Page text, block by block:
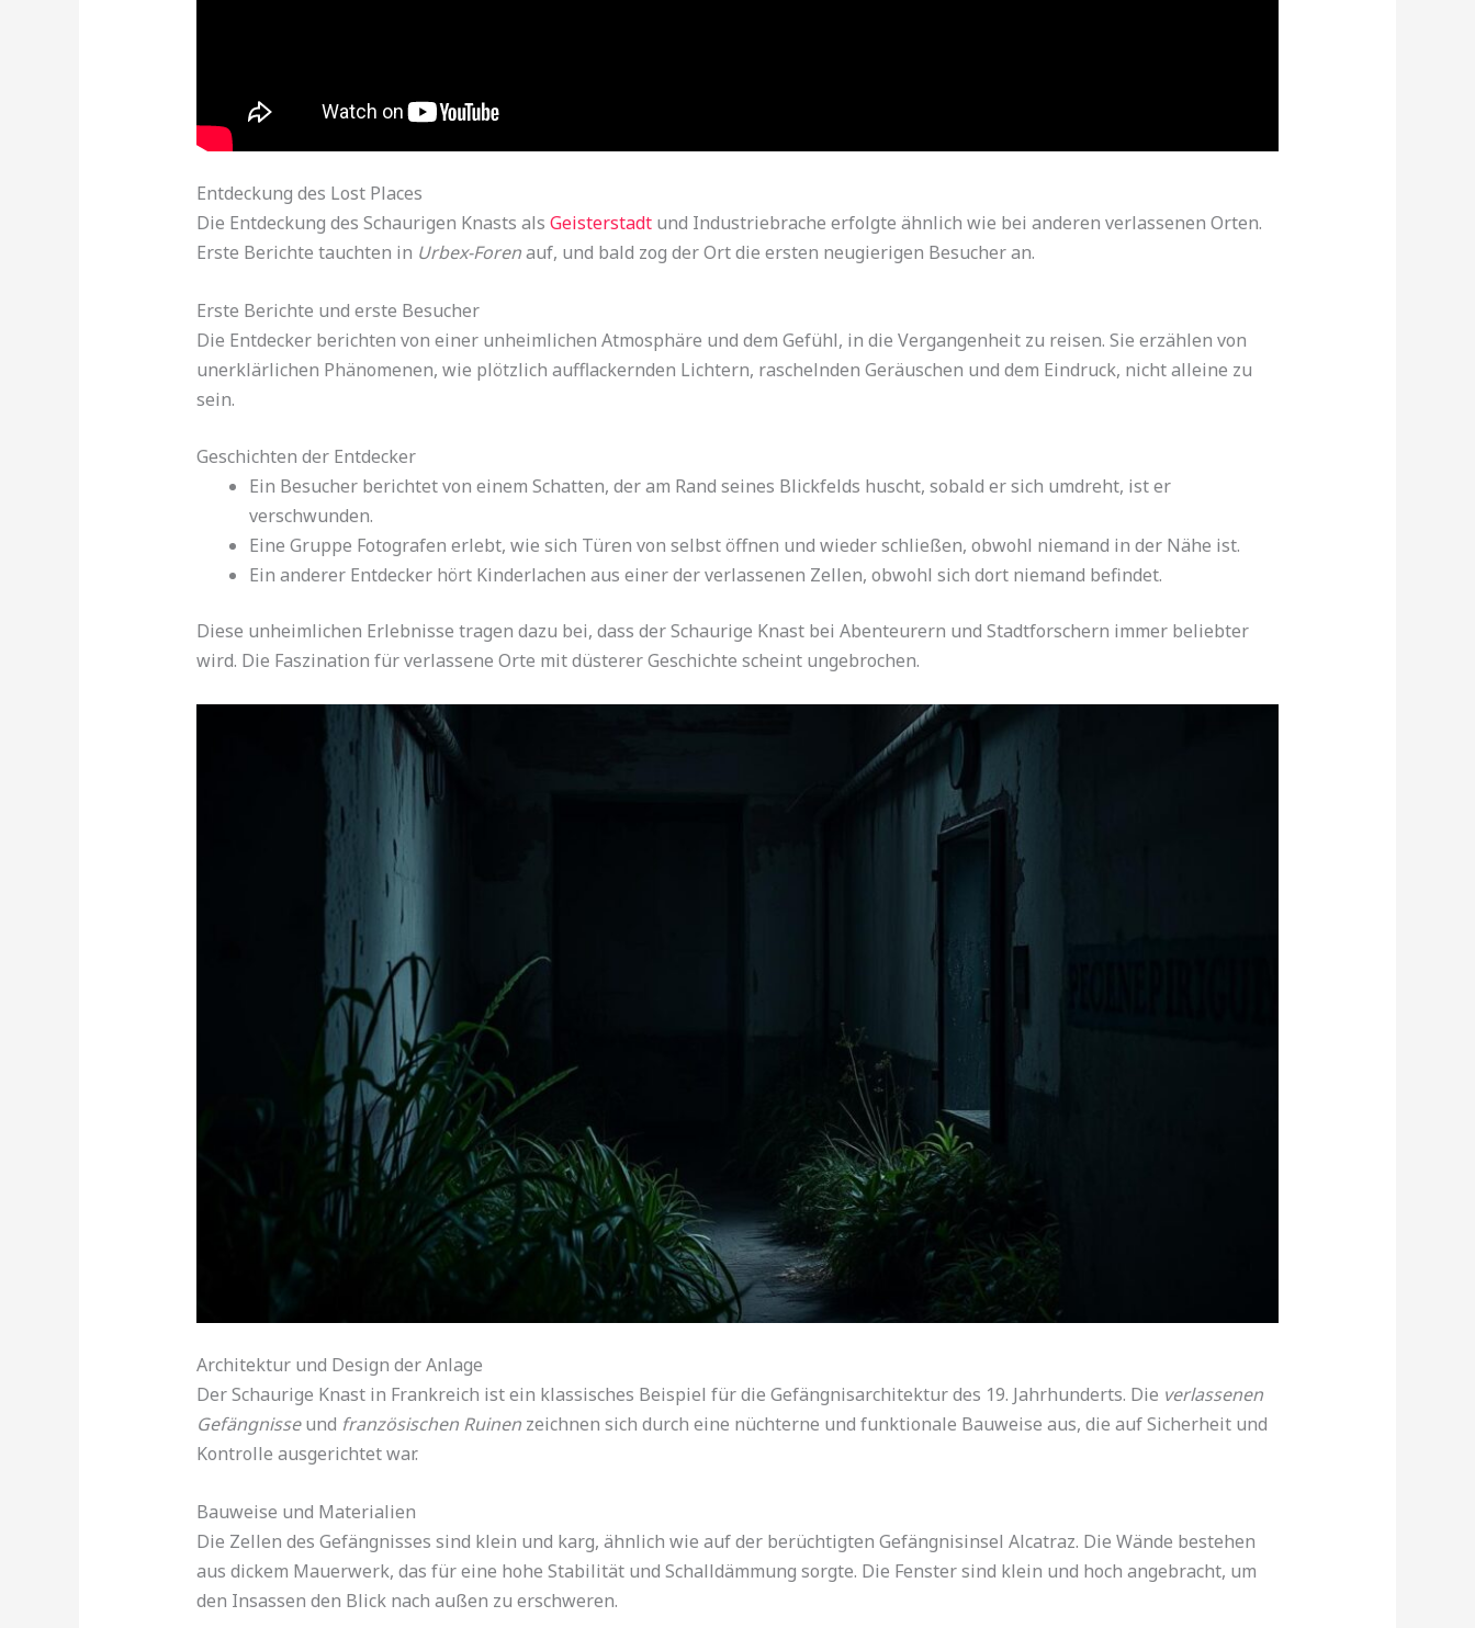
Entdeckung des Lost Places
Die Entdeckung des Schaurigen Knasts als Geisterstadtund Industriebrache erfolgte ähnlich wie bei anderen verlassenen Orten.
Erste Berichte tauchten in Urbex-Forenauf, und bald zog der Ort die ersten neugierigen Besucher an.
Erste Berichte und erste Besucher
Die Entdecker berichten von einer unheimlichen Atmosphäre und dem Gefühl, in die Vergangenheit zu reisen. Sie erzählen von
unerklärlichen Phänomenen, wie plötzlich aufflackernden Lichtern, raschelnden Geräuschen und dem Eindruck, nicht alleine zu
sein.
Geschichten der Entdecker
Ein Besucher berichtet von einem Schatten, der am Rand seines Blickfelds huscht, sobald er sich umdreht, ist er
verschwunden.
Eine Gruppe Fotografen erlebt, wie sich Türen von selbst öffnen und wieder schließen, obwohl niemand in der Nähe ist.
Ein anderer Entdecker hört Kinderlachen aus einer der verlassenen Zellen, obwohl sich dort niemand befindet.
Diese unheimlichen Erlebnisse tragen dazu bei, dass der Schaurige Knast bei Abenteurern und Stadtforschern immer beliebter
wird. Die Faszination für verlassene Orte mit düsterer Geschichte scheint ungebrochen.
Architektur und Design der Anlage
Der Schaurige Knast in Frankreich ist ein klassisches Beispiel für die Gefängnisarchitektur des 19. Jahrhunderts. Die verlassenen
Gefängnisseund französischen Ruinenzeichnen sich durch eine nüchterne und funktionale Bauweise aus, die auf Sicherheit und
Kontrolle ausgerichtet war.
Bauweise und Materialien
Die Zellen des Gefängnisses sind klein und karg, ähnlich wie auf der berüchtigten Gefängnisinsel Alcatraz. Die Wände bestehen
aus dickem Mauerwerk, das für eine hohe Stabilität und Schalldämmung sorgte. Die Fenster sind klein und hoch angebracht, um
den Insassen den Blick nach außen zu erschweren.